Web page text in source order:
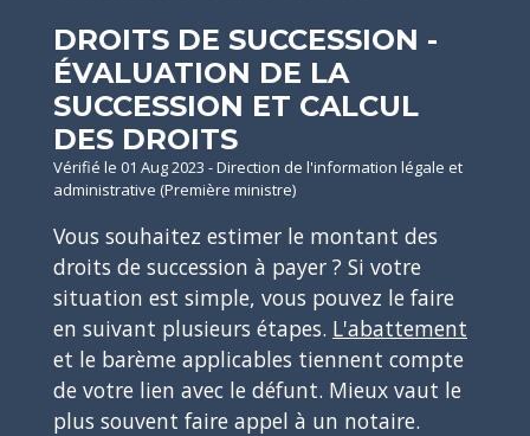
DROITS DE SUCCESSION -
ÉVALUATION DE LA
SUCCESSION ET CALCUL
DES DROITS
Vérifié le 01 Aug 2023 - Direction de l'information légale et
administrative (Première ministre)
Vous souhaitez estimer le montant des
droits de succession à payer ? Si votre
situation est simple, vous pouvez le faire
en suivant plusieurs étapes. L'abattement
et le barème applicables tiennent compte
de votre lien avec le défunt. Mieux vaut le
plus souvent faire appel à un notaire.